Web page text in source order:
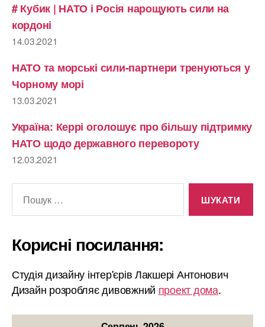
# Кубик | НАТО і Росія нарощують сили на
кордоні
14.03.2021
НАТО та морські сили-партнери тренуються у
Чорному морі
13.03.2021
Україна: Керрі оголошує про більшу підтримку
НАТО щодо державного перевороту
12.03.2021
Корисні посилання:
Студія дизайну інтер'єрів Лакшері Антонович
Дизайн розробляє дивовжний проект дома.